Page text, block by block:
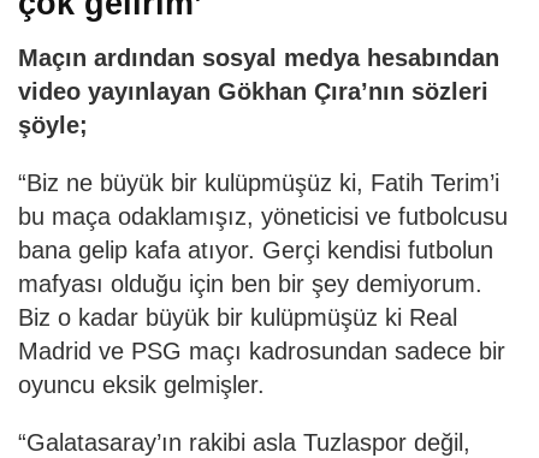
Maçın ardından sosyal medya hesabından
video yayınlayan Gökhan Çıra’nın sözleri
şöyle;
“Biz ne büyük bir kulüpmüşüz ki, Fatih Terim’i
bu maça odaklamışız, yöneticisi ve futbolcusu
bana gelip kafa atıyor. Gerçi kendisi futbolun
mafyası olduğu için ben bir şey demiyorum.
Biz o kadar büyük bir kulüpmüşüz ki Real
Madrid ve PSG maçı kadrosundan sadece bir
oyuncu eksik gelmişler.
“Galatasaray’ın rakibi asla Tuzlaspor değil,